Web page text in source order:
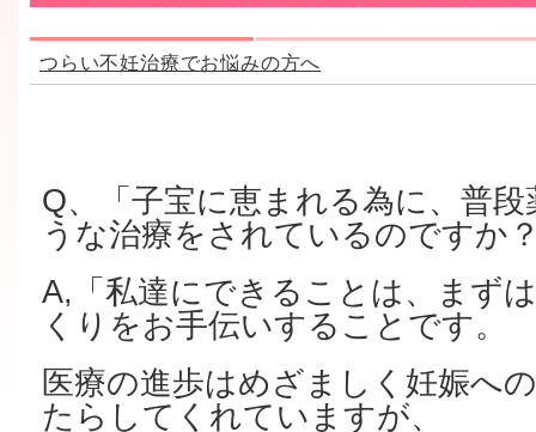
つらい不妊治療でお悩みの方へ
Q、「子宝に恵まれる為に、普
うな治療をされているのですか
A,「私達にできることは、まず
くりをお手伝いすることです。
医療の進歩はめざましく妊娠へ
たらしてくれていますが、